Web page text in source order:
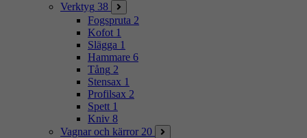
Verktyg 38
Fogspruta 2
Kofot 1
Slägga 1
Hammare 6
Tång 2
Stensax 1
Profilsax 2
Spett 1
Kniv 8
Vagnar och kärror 20